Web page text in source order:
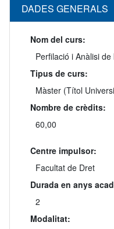
DADES GENERALS
Nom del curs:
Perfilació i Anàlisi
Tipus de curs:
Màster (Títol
Nombre de crèdits:
60,00
Centre impulsor:
Facultat de Dret
Durada en anys
2
Modalitat: